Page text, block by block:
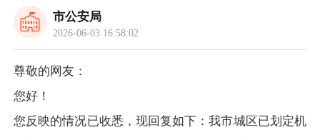
市公安局
2026-06-03 16:58:02
尊敬的网友：
您好！
您反映的情况已收悉，现回复如下：我市城区已划定机